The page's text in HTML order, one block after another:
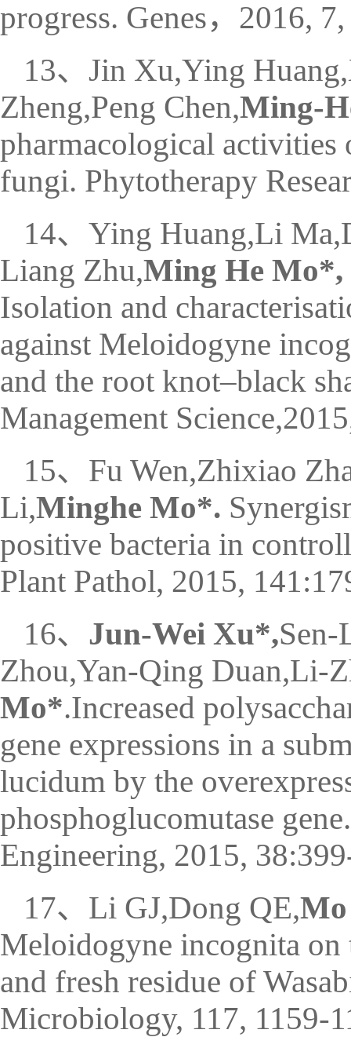
progress. Genes，2016,
13、Jin Xu,Ying
Zheng,Peng Chen,Ming-
pharmacological activities
fungi. Phytotherapy
14、Ying Huang,Li
Liang Zhu,Ming He Mo*,
Isolation and
against Meloidogyne
and the root knot–black
Management
15、Fu Wen,Zhixiao
Li,Minghe Mo*.
positive bacteria in
Plant Pathol, 2015,
16、 Jun-Wei Xu*,Sen-
Zhou,Yan-Qing Duan,Li-
Mo*.Increased
gene expressions in a
lucidum by the
phosphoglucomutase
Engineering, 2015,
17、Li GJ,Dong QE,
Meloidogyne incognita
and fresh residue of
Microbiology, 117, 1159-